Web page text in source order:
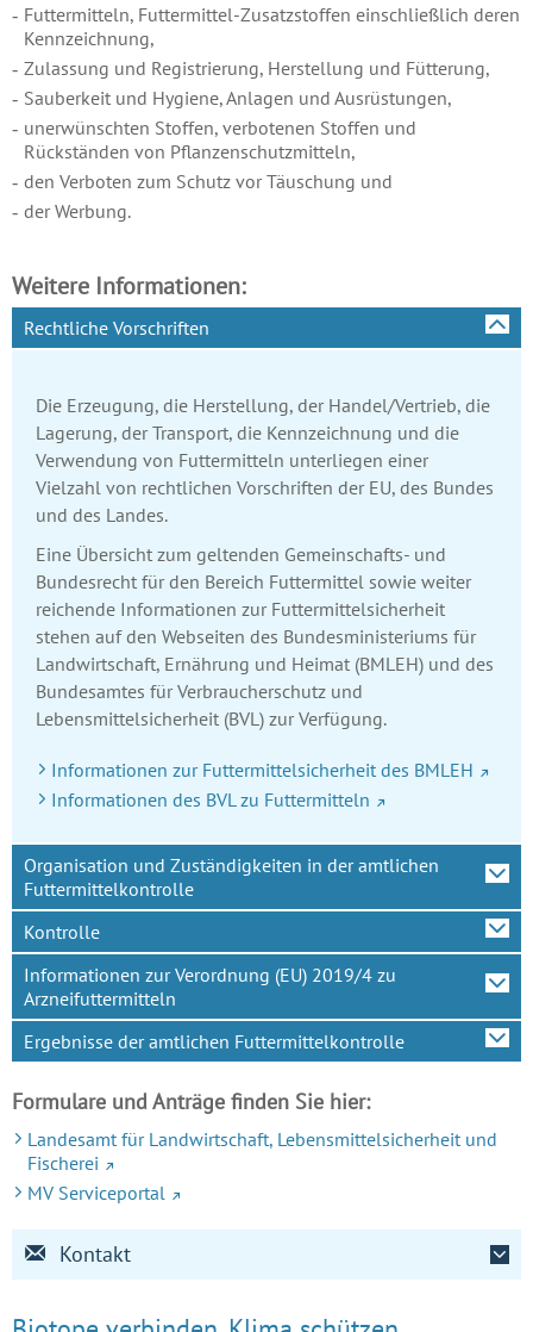
Futtermitteln, Futtermittel-Zusatzstoffen einschließlich deren
Kennzeichnung,
Zulassung und Registrierung, Herstellung und Fütterung,
Sauberkeit und Hygiene, Anlagen und Ausrüstungen,
unerwünschten Stoffen, verbotenen Stoffen und
Rückständen von Pflanzenschutzmitteln,
den Verboten zum Schutz vor Täuschung und
der Werbung.
Weitere Informationen:
Rechtliche Vorschriften
Die Erzeugung, die Herstellung, der Handel/Vertrieb, die
Lagerung, der Transport, die Kennzeichnung und die
Verwendung von Futtermitteln unterliegen einer
Vielzahl von rechtlichen Vorschriften der EU, des Bundes
und des Landes.
Eine Übersicht zum geltenden Gemeinschafts- und
Bundesrecht für den Bereich Futtermittel sowie weiter
reichende Informationen zur Futtermittelsicherheit
stehen auf den Webseiten des Bundesministeriums für
Landwirtschaft, Ernährung und Heimat (BMLEH) und des
Bundesamtes für Verbraucherschutz und
Lebensmittelsicherheit (BVL) zur Verfügung.
Informationen zur Futtermittelsicherheit des BMLEH
Informationen des BVL zu Futtermitteln
Organisation und Zuständigkeiten in der amtlichen
Futtermittelkontrolle
Kontrolle
Informationen zur Verordnung (EU) 2019/4 zu
Arzneifuttermitteln
Ergebnisse der amtlichen Futtermittelkontrolle
Formulare und Anträge finden Sie hier:
Landesamt für Landwirtschaft, Lebensmittelsicherheit und
Fischerei
MV Serviceportal
Kontakt